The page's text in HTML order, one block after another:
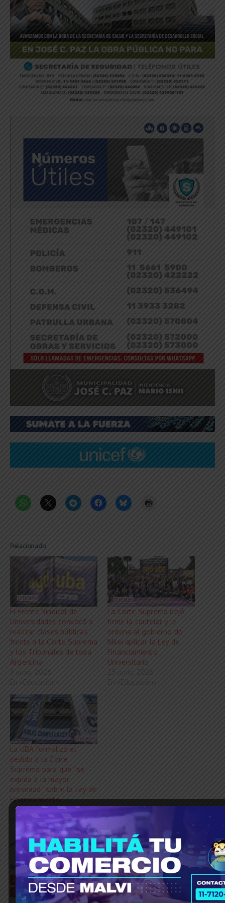
Relacionado
El Frente Sindical de
Universidades convocó a
realizar clases públicas
frente a la Corte Suprema
y los Tribunales de toda
Argentina
8 junio, 2026
En «Educación»
La Corte Suprema dejó
firme la cautelar y le
ordena al gobierno de
Milei aplicar la Ley de
Financiamiento
Universitario
25 junio, 2026
En «Educación»
La UBA formalizó el
pedido a la Corte
Suprema para que “se
expida a la mayor
brevedad” sobre la Ley de
Financiamiento
13 mayo, 2026
En «Educación»
Share this Article
Etiquetado: © Grupo Agencia del Plata
Corte Suprema
Justicia
Ley de financiamiento universitario
Límite Institucional
Universidades
Universidades Públicas